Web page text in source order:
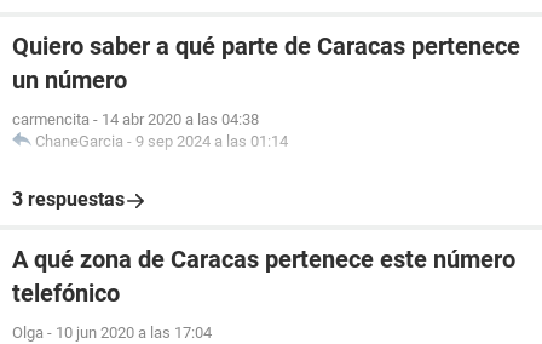
Quiero saber a qué parte de Caracas pertenece
un número
carmencita - 14 abr 2020 a las 04:38
ChaneGarcia - 9 sep 2024 a las 01:14
3 respuestas
A qué zona de Caracas pertenece este número
telefónico
Olga - 10 jun 2020 a las 17:04